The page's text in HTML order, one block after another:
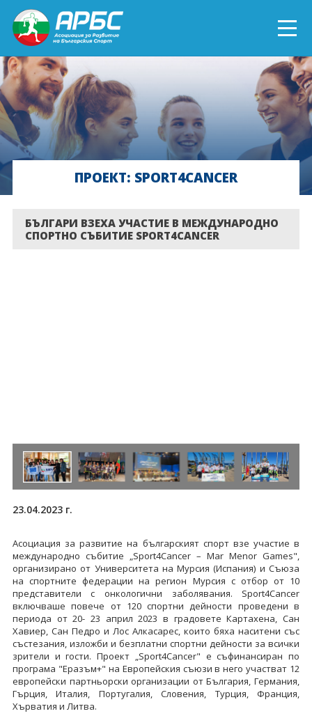
ENGLISH
СПОРТ БЛИЗО ДО ТЕБ
ТЕКУЩИ ПРОЕКТИ
ОНЛАЙН ОБУЧЕНИЯПРОЕКТ: SPORT4CANCER
БЪЛГАРИ ВЗЕХА УЧАСТИЕ В МЕЖДУНАРОДНО
СПОРТНО СЪБИТИЕ SPORT4CANCER
23.04.2023 г.
Асоциация за развитие на българският спорт взе участие в
международно събитие „Sport4Cancer – Mar Menor Games",
организирано от Университета на Мурсия (Испания) и Съюза
на спортните федерации на регион Мурсия с отбор от 10
представители с онкологични заболявания. Sport4Cancer
включваше повече от 120 спортни дейности проведени в
периода от 20- 23 април 2023 в градовете Картахена, Сан
Хавиер, Сан Педро и Лос Алкасарес, които бяха наситени със
състезания, изложби и безплатни спортни дейности за всички
зрители и гости. Проект „Sport4Cancer" е съфинансиран по
програма "Еразъм+" на Европейския съюзи в него участват 12
европейски партньорски организации от България, Германия,
Гърция, Италия, Португалия, Словения, Турция, Франция,
Хърватия и Литва.